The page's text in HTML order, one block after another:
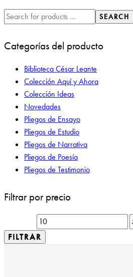
SEARCH
Categorías del producto
Biblioteca César Leante
Colección Aquí y Ahora
Colección Ideas
Novedades
Pliegos de Ensayo
Pliegos de Estudio
Pliegos de Narrativa
Pliegos de Poesía
Pliegos de Testimonio
Filtrar por precio
FILTRAR